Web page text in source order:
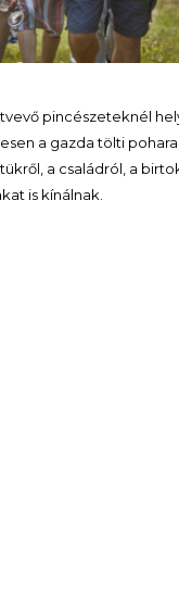
pincészeteknél
a gazda tölti
a családról, a
is kínálnak.